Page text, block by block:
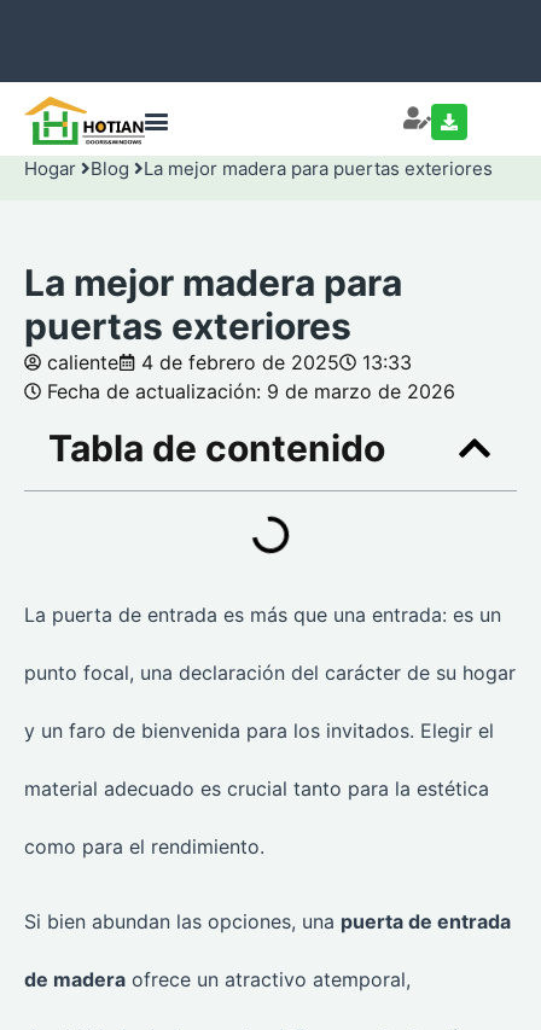
Hogar Blog La mejor madera para puertas exteriores
La mejor madera para
puertas exteriores
caliente 4 de febrero de 2025
13:33
Fecha de actualización: 9 de marzo de 2026
Tabla de contenido
La puerta de entrada es más que una entrada: es un
punto focal, una declaración del carácter de su hogar
y un faro de bienvenida para los invitados. Elegir el
material adecuado es crucial tanto para la estética
como para el rendimiento.
Si bien abundan las opciones, una puerta de entrada
de madera ofrece un atractivo atemporal,